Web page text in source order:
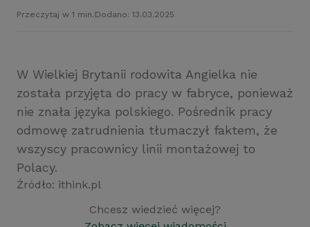
Przeczytaj w 1 min. Dodano: 13.03.2025
W Wielkiej Brytanii rodowita Angielka nie
została przyjęta do pracy w fabryce, ponieważ
nie znała języka polskiego. Pośrednik pracy
odmowę zatrudnienia tłumaczył faktem, że
wszyscy pracownicy linii montażowej to
Polacy.
Źródło: ithink.pl
Chcesz wiedzieć więcej?